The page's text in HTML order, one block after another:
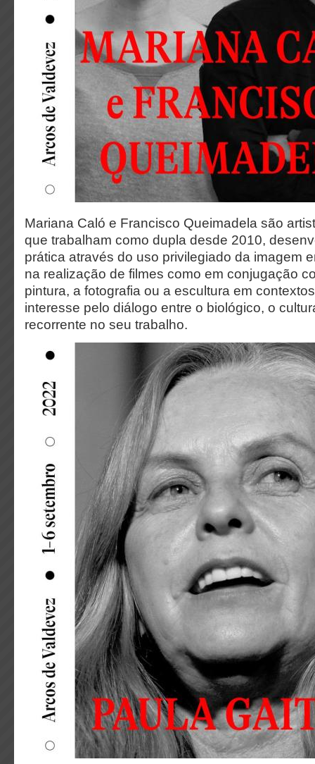
Mariana Caló e Francisco Queimadela são
que trabalham como dupla desde 2010,
prática através do uso privilegiado da imagem
na realização de filmes como em conjugação
pintura, a fotografia ou a escultura em
interesse pelo diálogo entre o biológico, o
recorrente no seu trabalho.